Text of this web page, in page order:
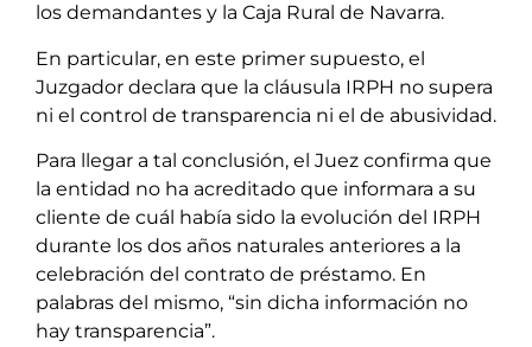
los demandantes y la Caja Rural de Navarra.
En particular, en este primer supuesto, el
Juzgador declara que la cláusula IRPH no supera
ni el control de transparencia ni el de abusividad.
Para llegar a tal conclusión, el Juez confirma que
la entidad no ha acreditado que informara a su
cliente de cuál había sido la evolución del IRPH
durante los dos años naturales anteriores a la
celebración del contrato de préstamo. En
palabras del mismo, “sin dicha información no
hay transparencia”.